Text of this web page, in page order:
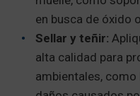
en busca de óxido
Sellar y teñir:
alta calidad para
ambientales, como